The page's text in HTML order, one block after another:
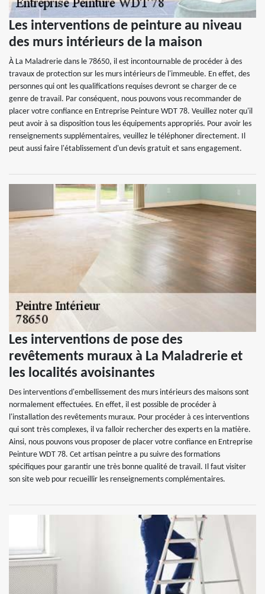
Les interventions de peinture au niveau
des murs intérieurs de la maison
À La Maladrerie dans le 78650, il est incontournable de procéder à des
travaux de protection sur les murs intérieurs de l'immeuble. En effet, des
personnes qui ont les qualifications requises devront se charger de ce
genre de travail. Par conséquent, nous pouvons vous recommander de
placer votre confiance en Entreprise Peinture WDT 78. Veuillez noter qu'il
peut avoir à sa disposition tous les équipements appropriés. Pour avoir les
renseignements supplémentaires, veuillez le téléphoner directement. Il
peut aussi faire l'établissement d'un devis gratuit et sans engagement.
Les interventions de pose des
revêtements muraux à La Maladrerie et
les localités avoisinantes
Des interventions d'embellissement des murs intérieurs des maisons sont
normalement effectuées. En effet, il est possible de procéder à
l'installation des revêtements muraux. Pour procéder à ces interventions
qui sont très complexes, il va falloir rechercher des experts en la matière.
Ainsi, nous pouvons vous proposer de placer votre confiance en Entreprise
Peinture WDT 78. Cet artisan peintre a pu suivre des formations
spécifiques pour garantir une très bonne qualité de travail. Il faut visiter
son site web pour recueillir les renseignements complémentaires.